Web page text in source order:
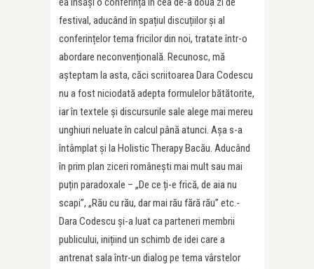
festival, aducând în spațiul discuțiilor și al
conferințelor tema fricilor din noi, tratate într-o
abordare neconvențională. Recunosc, mă
așteptam la asta, căci scriitoarea Dara Codescu
nu a fost niciodată adepta formulelor bătătorite,
iar în textele și discursurile sale alege mai mereu
unghiuri neluate în calcul până atunci. Așa s-a
întâmplat și la Holistic Therapy Bacău. Aducând
în prim plan ziceri românești mai mult sau mai
puțin paradoxale – „De ce ți-e frică, de aia nu
scapi”, „Rău cu rău, dar mai rău fără rău” etc.-
Dara Codescu și-a luat ca parteneri membrii
publicului, inițiind un schimb de idei care a
antrenat sala într-un dialog pe tema vârstelor